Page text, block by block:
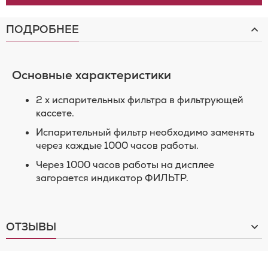
ПОДРОБНЕЕ
Основные характеристики
2 x испарительных фильтра в фильтрующей
кассете.
Испарительный фильтр необходимо заменять
через каждые 1000 часов работы.
Через 1000 часов работы на дисплее
загорается индикатор ФИЛЬТР.
ОТЗЫВЫ